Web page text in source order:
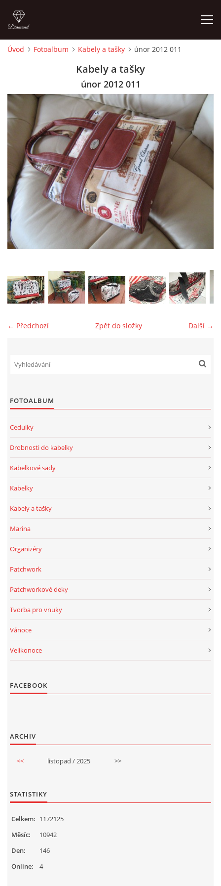
CEDULKY
MOJE POSLEDNÍ PRÁCE
jk-laguna@seznam.cz
Úvod Fotoalbum Kabely a tašky únor 2012 011
Kabely a tašky
únor 2012 011
← Předchozí Další →
Zpět do složky
FOTOALBUM
Cedulky
Drobnosti do kabelky
Kabelkové sady
Kabelky
Kabely a tašky
Marina
Organizéry
Patchwork
Patchworkové deky
Tvorba pro vnuky
Vánoce
Velikonoce
FACEBOOK
ARCHIV
<< listopad / 2025 >>
STATISTIKY
Online: 4
Celkem: 1172125
Měsíc:
10942
Den:
146